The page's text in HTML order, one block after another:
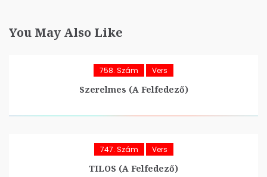
You May Also Like
758. Szám Vers
Szerelmes (A Felfedező)
747. Szám Vers
TILOS (A Felfedező)